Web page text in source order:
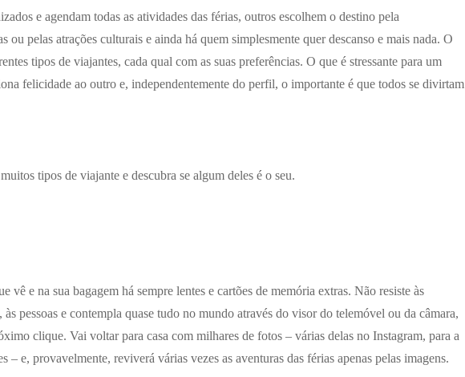
e agendam todas as atividades das férias, outros escolhem o destino pela
ou pelas atrações culturais e ainda há quem simplesmente quer descanso e mais nada. O
tipos de viajantes, cada qual com as suas preferências. O que é stressante para um
felicidade ao outro e, independentemente do perfil, o importante é que todos se divirtam
tipos de viajante e descubra se algum deles é o seu.
vê e na sua bagagem há sempre lentes e cartões de memória extras. Não resiste às
às pessoas e contempla quase tudo no mundo através do visor do telemóvel ou da câmara,
clique. Vai voltar para casa com milhares de fotos – várias delas no Instagram, para a
– e, provavelmente, reviverá várias vezes as aventuras das férias apenas pelas imagens.